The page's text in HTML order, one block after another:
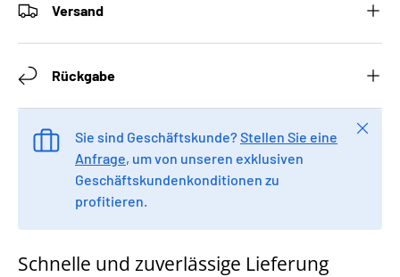
Versand
Rückgabe
Sie sind Geschäftskunde? Stellen Sie eine
Anfrage, um von unseren exklusiven
Geschäftskundenkonditionen zu
profitieren.
Schnelle und zuverlässige Lieferung